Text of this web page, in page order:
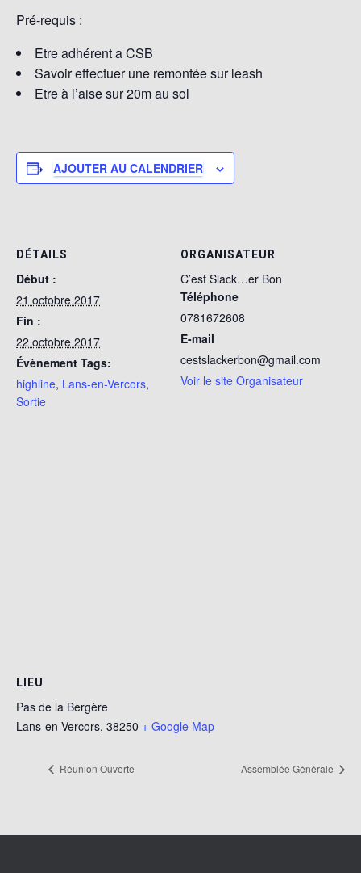
Pré-requis :
Etre adhérent a CSB
Savoir effectuer une remontée sur leash
Etre à l’aise sur 20m au sol
AJOUTER AU CALENDRIER
DÉTAILS
Début :
21 octobre 2017
Fin :
22 octobre 2017
Évènement Tags:
highline, Lans-en-Vercors,
Sortie
ORGANISATEUR
C’est Slack…er Bon
Téléphone
0781672608
E-mail
cestslackerbon@gmail.com
Voir le site Organisateur
LIEU
Pas de la Bergère
Lans-en-Vercors, 38250 + Google Map
Réunion Ouverte Assemblée Générale